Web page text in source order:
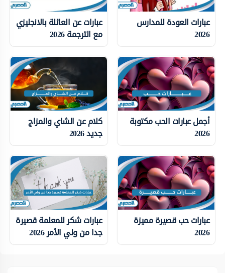
عبارات العودة للمدارس
2026
عبارات عن العائلة بالانجليزي
مع الترجمة 2026
أجمل عبارات الحب مكتوبة
2026
كلام عن الشاي والمزاج
جديد 2026
عبارات حب قصيرة مميزة
2026
عبارات شكر للمعلمة قصيرة
جدا من ولي الأمر 2026